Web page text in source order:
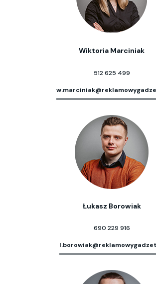
Wiktoria Marciniak
512 625 499
Łukasz Borowiak
690 229 916